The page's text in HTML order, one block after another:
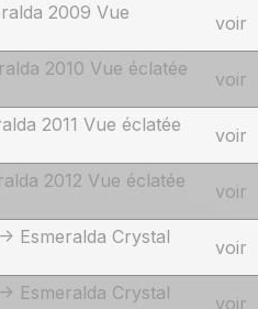
2009 Vue
voir
2010 Vue éclatée
voir
2011 Vue éclatée
voir
2012 Vue éclatée
voir
Esmeralda Crystal
voir
Esmeralda Crystal
voir